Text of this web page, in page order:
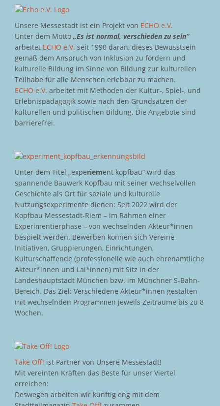
Unsere Messestadt ist ein Projekt von ECHO e.V.
Unter dem Motto „Es ist normal, verschieden zu sein“
arbeitet ECHO e.V. seit 1990 daran, dieses Bewusstsein
gemäß dem Anspruch von Inklusion zu fördern und
kulturelle Bildung im Sinne von Bildung zur kulturellen
Teilhabe für alle Menschen erlebbar zu machen.
ECHO e.V. arbeitet mit Methoden der Kultur-, Spiel-, und
Erlebnispädagogik sowie nach den Grundsätzen der
kulturellen und politischen Bildung. Die Angebote sind
barrierefrei.
Unter dem Titel „experiement kopfbau“ wird das
spannende Bauwerk Kopfbau mit seiner wechselvollen
Geschichte als Ort für soziale und kulturelle
Nutzungsexperimente dienen: Seit 2022 wird der
Kopfbau Messestadt-Riem – im Rahmen einer
Experimentierphase – von wechselnden Akteur*innen
bespielt werden. Bewerben können sich Vereine,
Initiativen, Gruppierungen, Einrichtungen,
Kulturschaffende (professionelle wie auch ehrenamtliche
Akteur*innen und Lai*innen) mit Sitz in der
Landeshauptstadt München bzw. im Münchner S-Bahn-
Bereich. Das Ziel: Verschiedene Akteur*innen gestalten
mit wechselnden Programmen jeweils Zeiträume bis zu 8
Wochen.
Take Off! ist Partner von Unsere Messestadt!
Mit vereinten Kräften das Beste für unser Viertel
erreichen:
Deswegen arbeiten wir künftig eng mit dem